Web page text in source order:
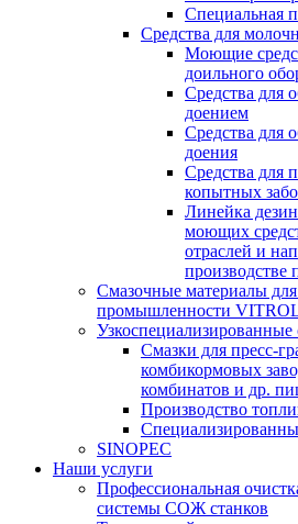
Специальная
Средства для
Моющие
доильного
Средства для
доением
Средства для
доения
Средства для
копытных
Линейка
моющих
отраслей и
производстве
Смазочные материалы для
промышленности
Смазки для пресс-
комбикормовых
комбинатов и др.
Производство
SINOPEC
Наши услуги
Профессиональная
системы СОЖ станков